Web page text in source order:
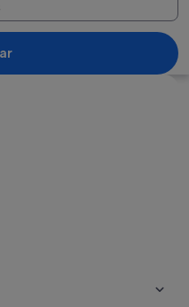
playa costera con aguas